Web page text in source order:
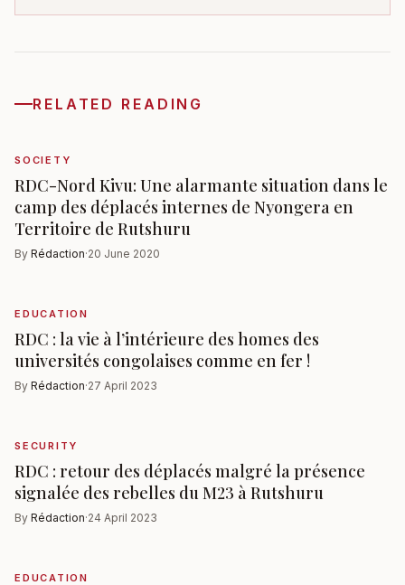
RELATED READING
SOCIETY
RDC-Nord Kivu: Une alarmante situation dans le
camp des déplacés internes de Nyongera en
Territoire de Rutshuru
By Rédaction·20 June 2020
EDUCATION
RDC : la vie à l’intérieure des homes des
universités congolaises comme en fer !
By Rédaction·27 April 2023
SECURITY
RDC : retour des déplacés malgré la présence
signalée des rebelles du M23 à Rutshuru
By Rédaction·24 April 2023
EDUCATION